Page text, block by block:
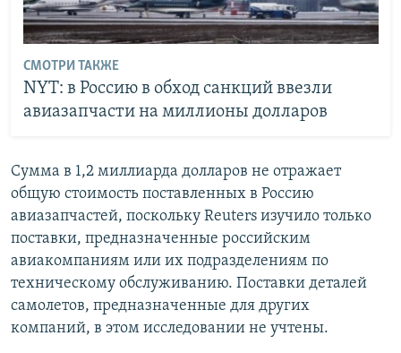
СМОТРИ ТАКЖЕ
NYT: в Россию в обход санкций ввезли
авиазапчасти на миллионы долларов
Сумма в 1,2 миллиарда долларов не отражает
общую стоимость поставленных в Россию
авиазапчастей, поскольку Reuters изучило только
поставки, предназначенные российским
авиакомпаниям или их подразделениям по
техническому обслуживанию. Поставки деталей
самолетов, предназначенные для других
компаний, в этом исследовании не учтены.